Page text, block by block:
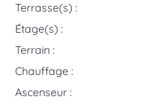
Terrasse(s) :
Étage(s) :
Terrain :
Chauffage :
Ascenseur :